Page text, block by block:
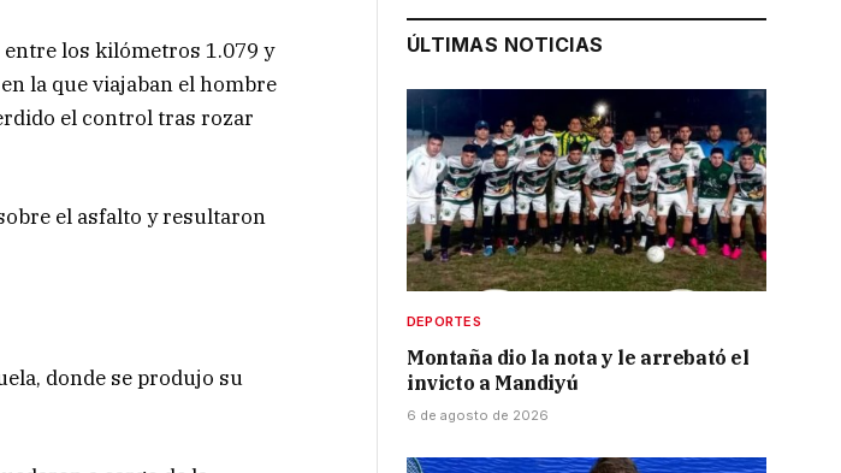
los kilómetros 1.079 y
la que viajaban el hombre
el control tras rozar
el asfalto y resultaron
donde se produjo su
ÚLTIMAS NOTICIAS
DEPORTES
Montaña dio la nota y le arrebató el
invicto a Mandiyú
6 de agosto de 2026